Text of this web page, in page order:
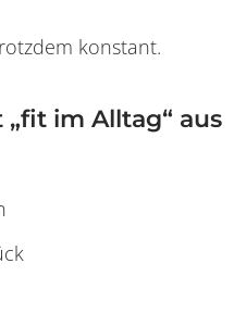
konstant.
„fit im Alltag“ aus